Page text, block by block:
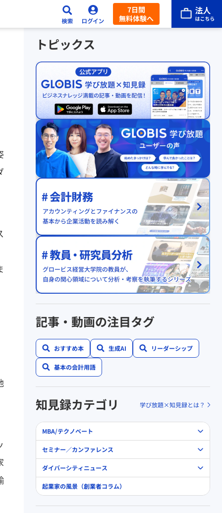
7日間
無料体験へ
トピックス
記事・動画の注目タグ
おすすめ本 生成AI リーダーシップ
基本の会計用語
知見録カテゴリ 学び放題×知見録とは？
MBA/テクノベート
セミナー／カンファレンス
ダイバーシティニュース
起業家の風景（創業者コラム）